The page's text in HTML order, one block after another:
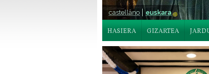
castellano euskara
HASIERA GIZARTEA